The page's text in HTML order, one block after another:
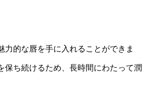
的な唇を手に入れることができま
保ち続けるため、長時間にわたって潤